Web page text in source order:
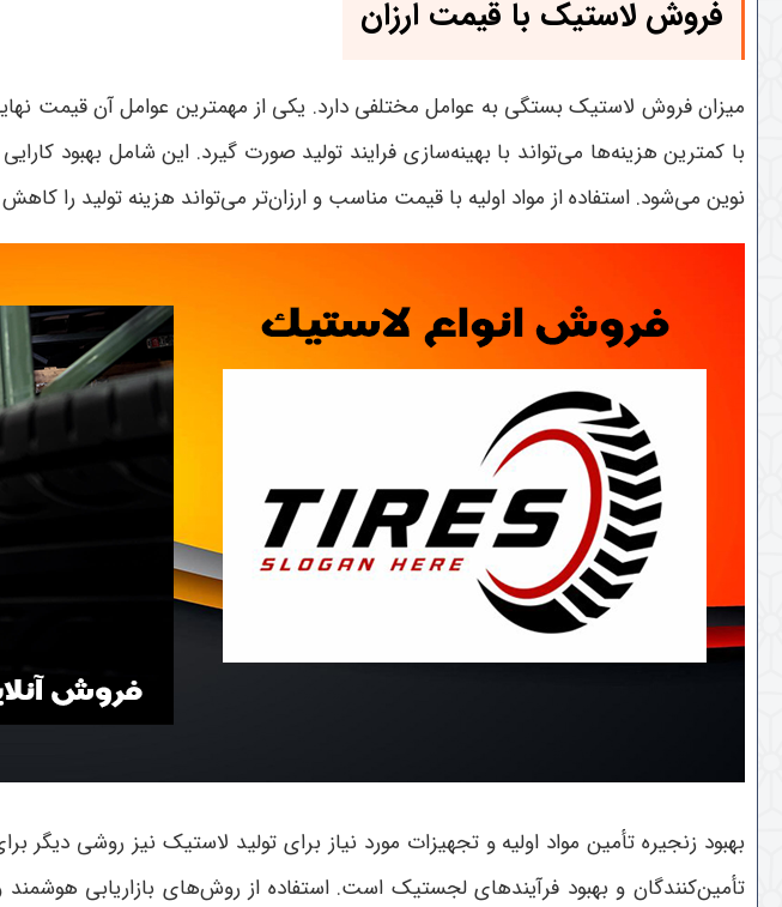
فروش لاستیک با قیمت ارزان
میزان فروش لاستیک بستگی به عوامل مختلفی دارد. یکی از مهمترین عوامل آن قیمت
با کمترین هزینه‌ها می‌تواند با بهینه‌سازی فرایند تولید صورت گیرد. این شامل بهبود
نوین می‌شود. استفاده از مواد اولیه با قیمت مناسب و ارزان‌تر می‌تواند هزینه تولید را
بهبود زنجیره تأمین مواد اولیه و تجهیزات مورد نیاز برای تولید لاستیک نیز روشی
تأمین‌کنندگان و بهبود فرآیندهای لجستیک است. استفاده از روش‌های بازاریابی